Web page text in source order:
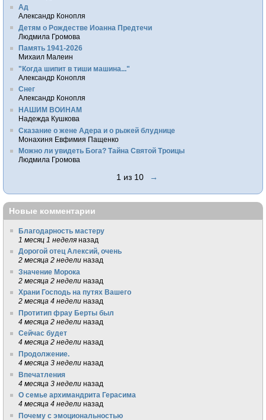
Ад
Александр Конопля
Детям о Рождестве Иоанна Предтечи
Людмила Громова
Память 1941-2026
Михаил Малеин
"Когда шипит в тиши машина..."
Александр Конопля
Снег
Александр Конопля
НАШИМ ВОИНАМ
Надежда Кушкова
Сказание о жене Адера и о рыжей блуднице
Монахиня Евфимия Пащенко
Можно ли увидеть Бога? Тайна Святой Троицы
Людмила Громова
1 из 10 →
Новые комментарии
Благодарность мастеру
1 месяц 1 неделя назад
Дорогой отец Алексий, очень
2 месяца 2 недели назад
Значение Морока
2 месяца 2 недели назад
Храни Господь на путях Вашего
2 месяца 4 недели назад
Протитип фрау Берты был
4 месяца 2 недели назад
Сейчас будет
4 месяца 2 недели назад
Продолжение.
4 месяца 3 недели назад
Впечатления
4 месяца 3 недели назад
О семье архимандрита Герасима
4 месяца 4 недели назад
Почему с эмоциональностью